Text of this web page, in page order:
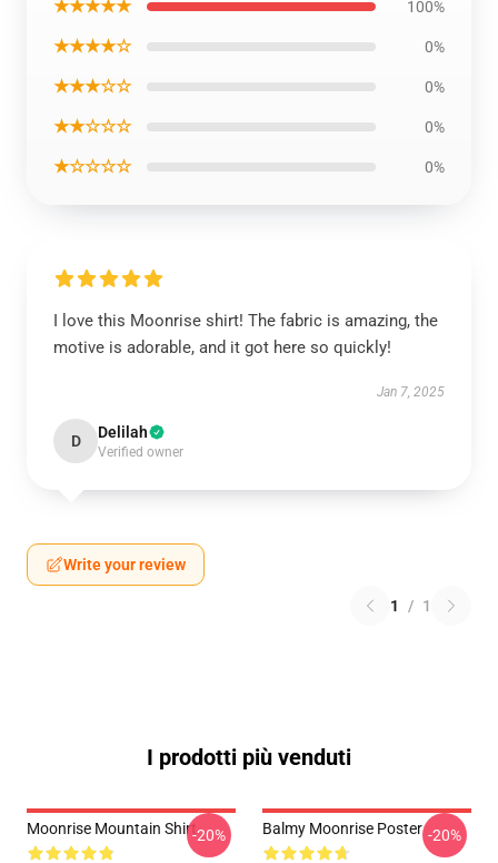
★★★★★ 100%
★★★★☆ 0%
★★★☆☆ 0%
★★☆☆☆ 0%
★☆☆☆☆ 0%
I love this Moonrise shirt! The fabric is amazing, the
motive is adorable, and it got here so quickly!
Jan 7, 2025
D Delilah
Verified owner
Write your review
1 / 1
I prodotti più venduti
Moonrise Mountain Shirt-20% Balmy Moonrise Poster -20%